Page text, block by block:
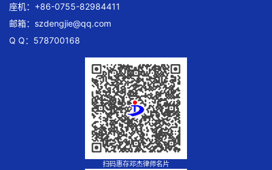
座机：+86-0755-82984411
邮箱： szdengjie@qq.com
Q Q：578700168
扫码惠存邓杰律师名片